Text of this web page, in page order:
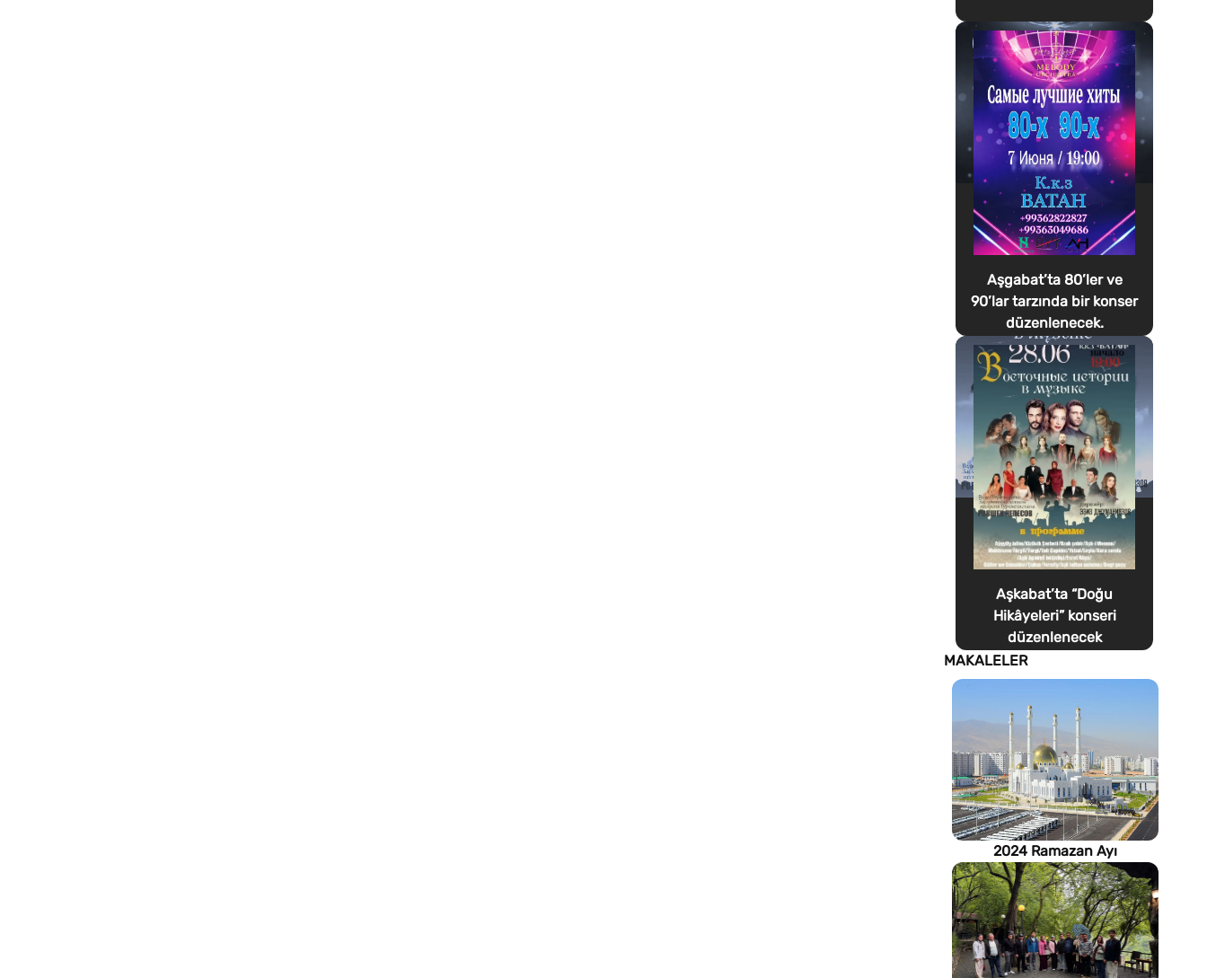
Aşgabat’ta 80’ler ve
90’lar tarzında bir konser
düzenlenecek.
Aşkabat’ta “Doğu
Hikâyeleri” konseri
düzenlenecek
MAKALELER
2024 Ramazan Ayı
imsakiyesi (Türkmenistan)